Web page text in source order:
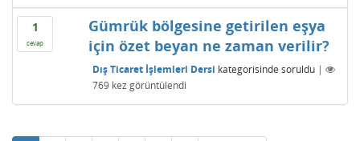
1
cevap
Gümrük bölgesine getirilen eşya
için özet beyan ne zaman verilir?
Dış Ticaret İşlemleri Dersi kategorisinde soruldu |
769kez görüntülendi